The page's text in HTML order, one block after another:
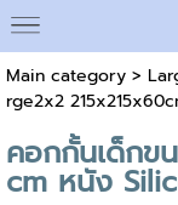
Main category>
rge2x2
คอกกั้นเด็กข
cm หนัง